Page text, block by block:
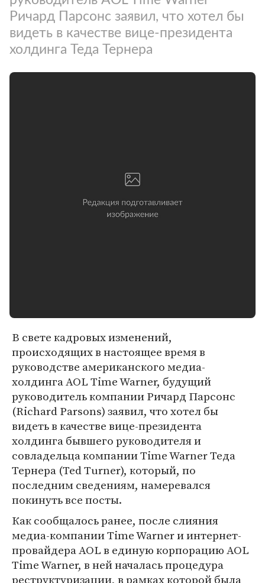
Ричард Парсонс заявил, что хотел бы
видеть в качестве вице-президента
холдинга Теда Тернера
В свете кадровых изменений,
происходящих в настоящее время в
руководстве американского медиа-
холдинга AOL Time Warner, будущий
руководитель компании Ричард Парсонс
(Richard Parsons) заявил, что хотел бы
видеть в качестве вице-президента
холдинга бывшего руководителя и
совладельца компании Time Warner Теда
Тернера (Ted Turner), который, по
последним сведениям, намеревался
покинуть все посты.
Как сообщалось ранее, после слияния
медиа-компании Time Warner и интернет-
провайдера AOL в единую корпорацию AOL
Time Warner, в ней началась процедура
реструктуризации, в рамках которой была